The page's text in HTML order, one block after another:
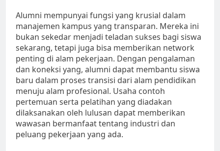
Alumni mempunyai fungsi yang krusial dalam
manajemen kampus yang transparan. Mereka ini
bukan sekedar menjadi teladan sukses bagi siswa
sekarang, tetapi juga bisa memberikan network
penting di alam pekerjaan. Dengan pengalaman
dan koneksi yang, alumni dapat membantu siswa
baru dalam proses transisi dari alam pendidikan
menuju alam profesional. Usaha contoh
pertemuan serta pelatihan yang diadakan
dilaksanakan oleh lulusan dapat memberikan
wawasan bermanfaat tentang industri dan
peluang pekerjaan yang ada.